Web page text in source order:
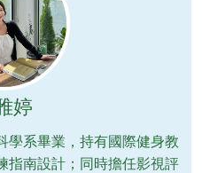
婷
學系畢業，持有國際健身教
指南設計；同時擔任影視評